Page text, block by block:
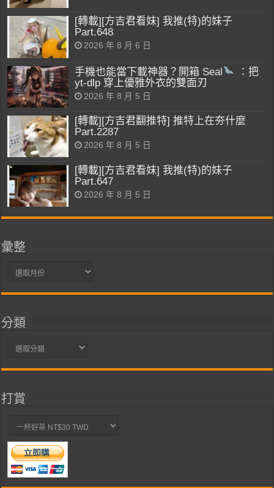
[轉載][方吉君看妹] 我推(特)的妹子
Part.648
2026 年 8 月 6 日
手機也能當下載神器？開箱 Seal
：把
yt-dlp 穿上優雅外衣的雙面刃
2026 年 8 月 5 日
[轉載][方吉君翻推特] 推特上在夯什麼
Part.2287
2026 年 8 月 5 日
[轉載][方吉君看妹] 我推(特)的妹子
Part.647
2026 年 8 月 5 日
彙整
彙
分類
分
打賞